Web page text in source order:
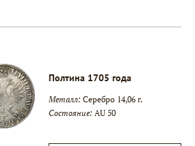
Полтина 1705 года
Металл: Серебро 14,06 г.
Состояние: AU 50